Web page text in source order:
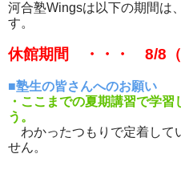
河合塾Wingsは以下の期間は
す。
休館期間 ・・・ 8/8（
■塾生の皆さんへのお願い
・ここまでの夏期講習で学
う。
わかったつもりで定着して
せん。